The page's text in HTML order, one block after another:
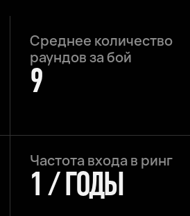
Среднее количество
раундов за бой
9
Частота входа в ринг
1 / ГОДЫ